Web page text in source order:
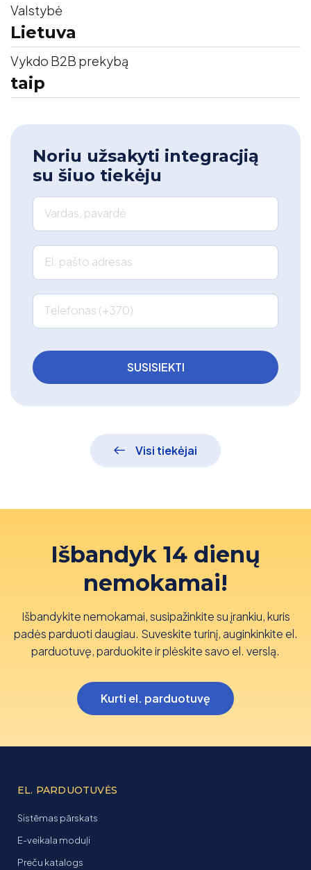
Valstybė
Lietuva
Vykdo B2B prekybą
taip
Noriu užsakyti integracjią
su šiuo tiekėju
Vardas, pavardė
El. pašto adresas
Telefonas (+370)
Visi tiekėjai
Išbandyk 14 dienų
nemokamai!
Išbandykite nemokamai, susipažinkite su įrankiu, kuris
padės parduoti daugiau. Suveskite turinį, auginkinkite el.
parduotuvę, parduokite ir plėskite savo el. verslą.
Kurti el. parduotuvę
EL. PARDUOTUVĖS
Sistēmas pārskats
E-veikala moduļi
Preču katalogs